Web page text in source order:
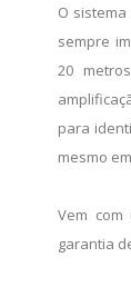
O
sempre
20
para
mesmo
Vem
garantia